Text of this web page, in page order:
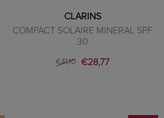
CLARINS
COMPACT SOLAIRE MINERAL SPF
30
€41,10 €28,77